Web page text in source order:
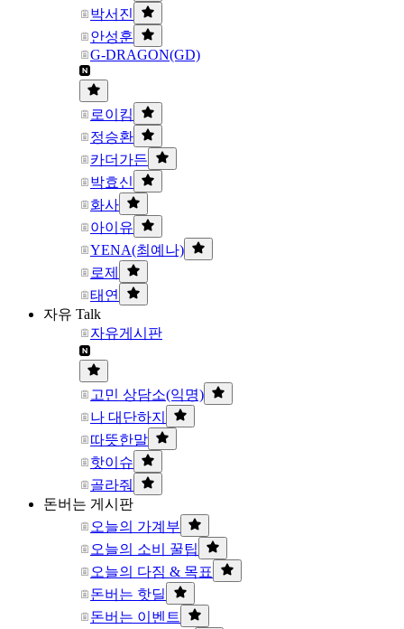
박서진
안성훈
G-DRAGON(GD)
로이킴
정승환
카더가든
박효신
화사
아이유
YENA(최예나)
로제
태연
자유 Talk
자유게시판
고민 상담소(익명)
나 대단하지
따뜻한말
핫이슈
골라줘
돈버는 게시판
오늘의 가계부
오늘의 소비 꿀팁
오늘의 다짐 & 목표
돈버는 핫딜
돈버는 이벤트